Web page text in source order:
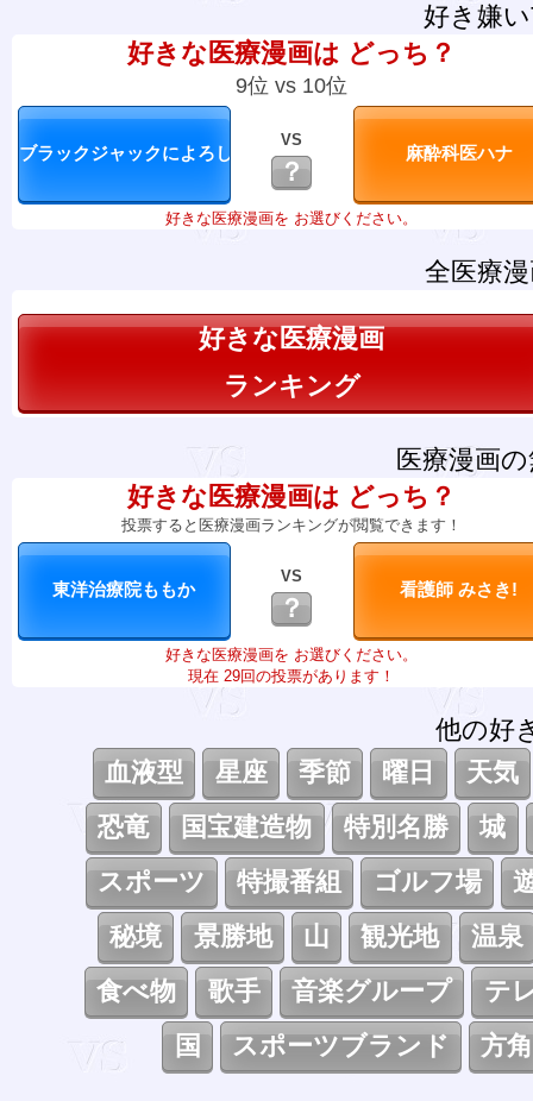
好き嫌
好きな医療漫画は どっち？
9位 vs 10位
VS
？
好きな医療漫画を お選びください。
全医療
好きな医療漫画
ランキング
医療漫画
好きな医療漫画は どっち？
投票すると医療漫画ランキングが閲覧できます！
VS
？
好きな医療漫画を お選びください。
現在 29回の投票があります！
他の好
血液型
星座 季節 曜日
天気
恐竜
国宝建造物 特別名勝
城
スポーツ
特撮番組 ゴルフ場
秘境
景勝地 山 観光地
温泉
食べ物
歌手 音楽グループ
テ
国
スポーツブランド 方角